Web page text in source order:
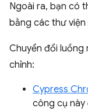
Ngoài ra, bạn có
bằng các thư
Chuyển đổi luồng
chỉnh:
Cypress
công cụ này